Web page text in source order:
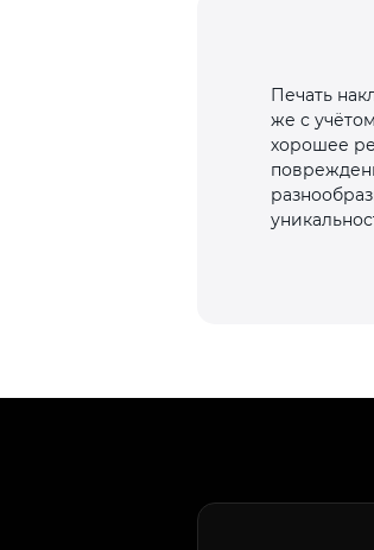
Печать
же с
хорошее